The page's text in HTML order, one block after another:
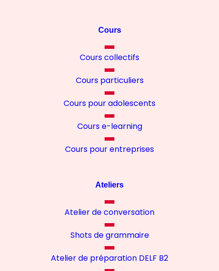
Cours
Cours collectifs
Cours particuliers
Cours pour adolescents
Cours e-learning
Cours pour entreprises
Ateliers
Atelier de conversation
Shots de grammaire
Atelier de préparation DELF B2